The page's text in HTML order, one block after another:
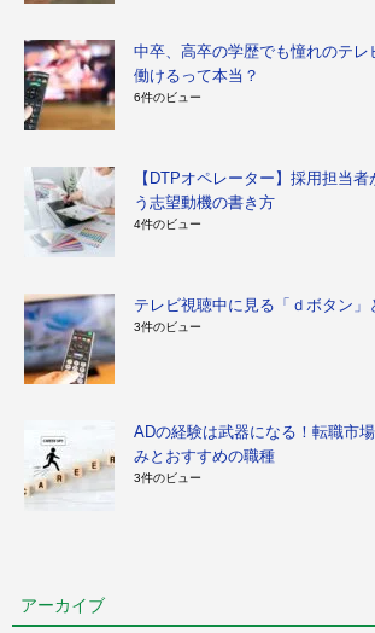
中卒、高卒の学歴でも憧れのテレ
働けるって本当？
6件のビュー
【DTPオペレーター】採用担当
う志望動機の書き方
4件のビュー
テレビ視聴中に見る「ｄボタン」
3件のビュー
ADの経験は武器になる！転職市
みとおすすめの職種
3件のビュー
アーカイブ